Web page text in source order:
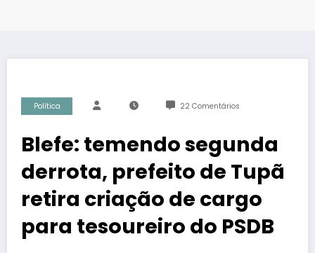
Política 22 Comentários
Blefe: temendo segunda
derrota, prefeito de Tupã
retira criação de cargo
para tesoureiro do PSDB